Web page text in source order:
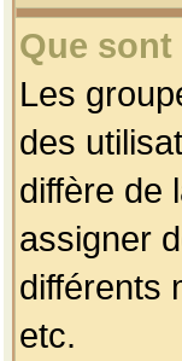
Que
Les
des
diffère de
assigner
différents
etc.